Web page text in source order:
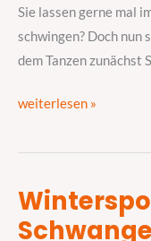
Sie lassen gerne mal
schwingen? Doch nun
dem Tanzen zunächst
mit
Babybauch
weiterlesen »
Wintersport
–